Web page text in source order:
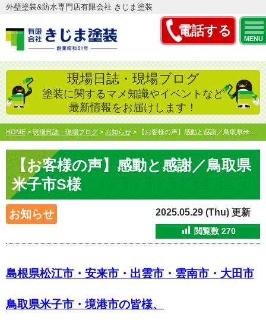
電話する
MENU
外壁塗装&防水専門店有限会社 きじま塗装
現場日誌・現場ブログ
塗装に関するマメ知識やイベントなど
最新情報をお届けします！
HOME > 現場日誌・現場ブログ > お知らせ > 【お客様の声】感動と感謝／鳥取県米子市S様
【お客様の声】感動と感謝／鳥取県
米子市S様
お知らせ 2025.05.29 (Thu) 更新
閲覧数 270
島根県松江市・安来市・出雲市・雲南市・大田市
鳥取県米子市・境港市の皆様、